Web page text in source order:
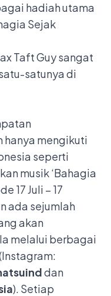
hadiah utama
Sejak
Taft Guy sangat
satunya di
hanya mengikuti
seperti
musik ‘Bahagia
17 Juli – 17
ada sejumlah
akan
melalui berbagai
dan
). Setiap